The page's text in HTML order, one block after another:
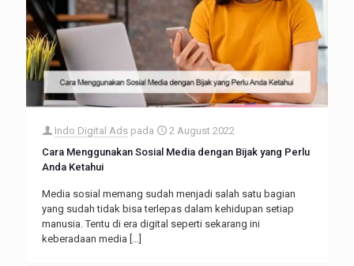
Indo Digital Ads pada
2 August 2022
Cara Menggunakan Sosial Media dengan Bijak yang Perlu
Anda Ketahui
Media sosial memang sudah menjadi salah satu bagian
yang sudah tidak bisa terlepas dalam kehidupan setiap
manusia. Tentu di era digital seperti sekarang ini
keberadaan media